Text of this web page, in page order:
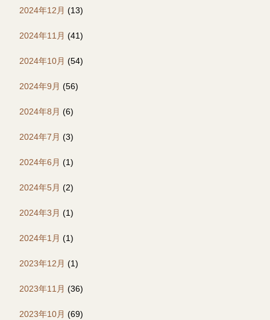
2024年12月 (13)
2024年11月 (41)
2024年10月 (54)
2024年9月 (56)
2024年8月 (6)
2024年7月 (3)
2024年6月 (1)
2024年5月 (2)
2024年3月 (1)
2024年1月 (1)
2023年12月 (1)
2023年11月 (36)
2023年10月 (69)